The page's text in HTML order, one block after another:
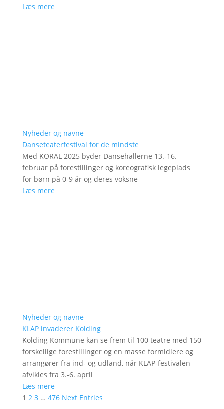
Læs mere
Nyheder og navne
Danseteaterfestival for de mindste
Med KORAL 2025 byder Dansehallerne 13.-16.
februar på forestillinger og koreografisk legeplads
for børn på 0-9 år og deres voksne
Læs mere
Nyheder og navne
KLAP invaderer Kolding
Kolding Kommune kan se frem til 100 teatre med 150
forskellige forestillinger og en masse formidlere og
arrangører fra ind- og udland, når KLAP-festivalen
afvikles fra 3.-6. april
Læs mere
1 2 3 … 476 Next Entries